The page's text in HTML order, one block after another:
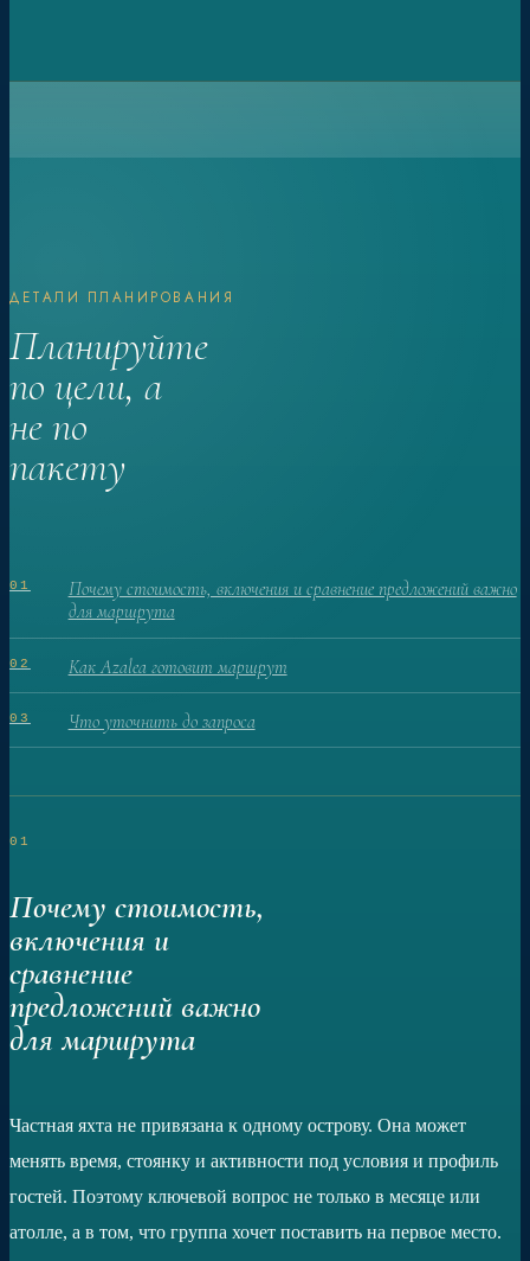
ДЕТАЛИ ПЛАНИРОВАНИЯ
Планируйте
по цели, а
не по
пакету
01
Почему стоимость, включения и сравнение предложений важно
для маршрута
02 Как Azalea готовит маршрут
03 Что уточнить до запроса
01
Почему стоимость,
включения и
сравнение
предложений важно
для маршрута
Частная яхта не привязана к одному острову. Она может
менять время, стоянку и активности под условия и профиль
гостей. Поэтому ключевой вопрос не только в месяце или
атолле, а в том, что группа хочет поставить на первое место.